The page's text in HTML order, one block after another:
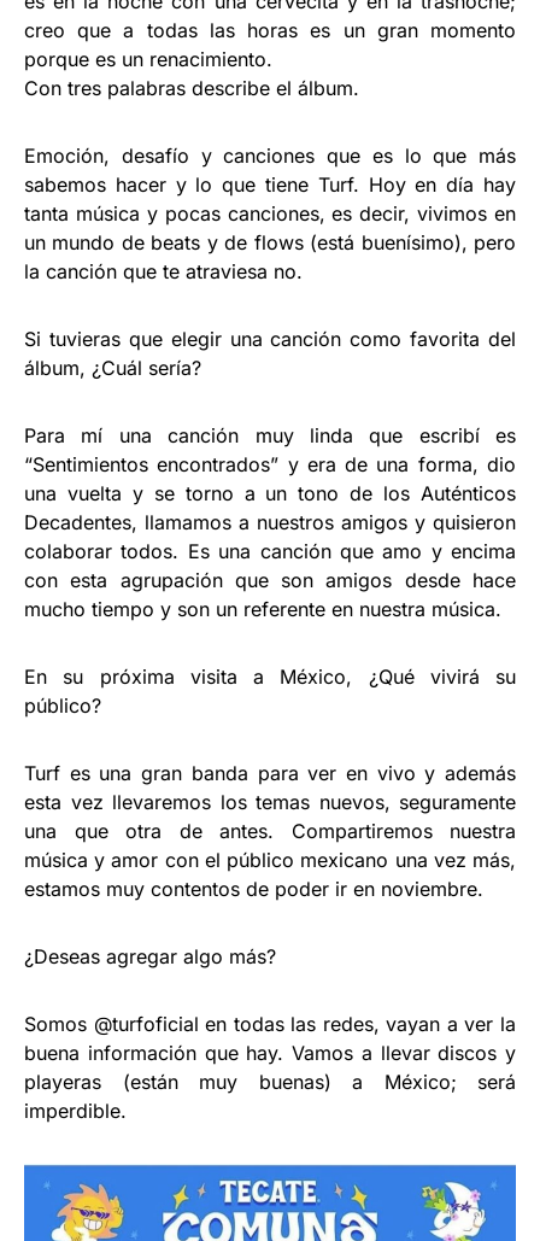
creo que a todas las horas es un gran momento
porque es un renacimiento.
Con tres palabras describe el álbum.
Emoción, desafío y canciones que es lo que más
sabemos hacer y lo que tiene Turf. Hoy en día hay
tanta música y pocas canciones, es decir, vivimos en
un mundo de beats y de flows (está buenísimo), pero
la canción que te atraviesa no.
Si tuvieras que elegir una canción como favorita del
álbum, ¿Cuál sería?
Para mí una canción muy linda que escribí es
“Sentimientos encontrados” y era de una forma, dio
una vuelta y se torno a un tono de los Auténticos
Decadentes, llamamos a nuestros amigos y quisieron
colaborar todos. Es una canción que amo y encima
con esta agrupación que son amigos desde hace
mucho tiempo y son un referente en nuestra música.
En su próxima visita a México, ¿Qué vivirá su
público?
Turf es una gran banda para ver en vivo y además
esta vez llevaremos los temas nuevos, seguramente
una que otra de antes. Compartiremos nuestra
música y amor con el público mexicano una vez más,
estamos muy contentos de poder ir en noviembre.
¿Deseas agregar algo más?
Somos @turfoficial en todas las redes, vayan a ver la
buena información que hay. Vamos a llevar discos y
playeras (están muy buenas) a México; será
imperdible.